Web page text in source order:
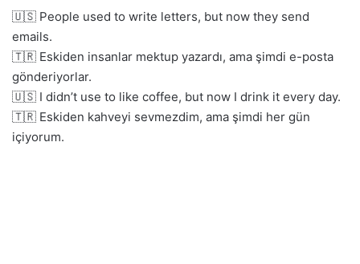
🇺🇸 People used to write letters, but now they send
emails.
🇹🇷 Eskiden insanlar mektup yazardı, ama şimdi e-posta
gönderiyorlar.
🇺🇸 I didn’t use to like coffee, but now I drink it every day.
🇹🇷 Eskiden kahveyi sevmezdim, ama şimdi her gün
içiyorum.